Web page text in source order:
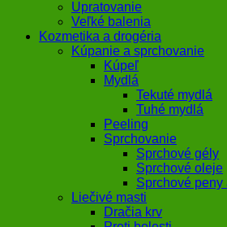
Upratovanie
Veľké balenia
Kozmetika a drogéria
Kúpanie a sprchovanie
Kúpeľ
Mydlá
Tekuté mydlá
Tuhé mydlá
Peeling
Sprchovanie
Sprchové gély
Sprchové oleje
Sprchové peny
Liečivé masti
Dračia krv